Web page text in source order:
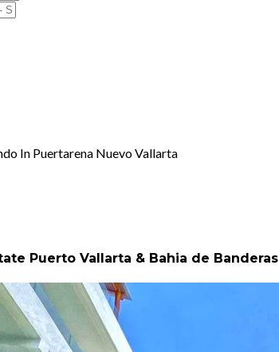
In Puertarena Nuevo Vallarta
Puerto Vallarta & Bahia de Banderas